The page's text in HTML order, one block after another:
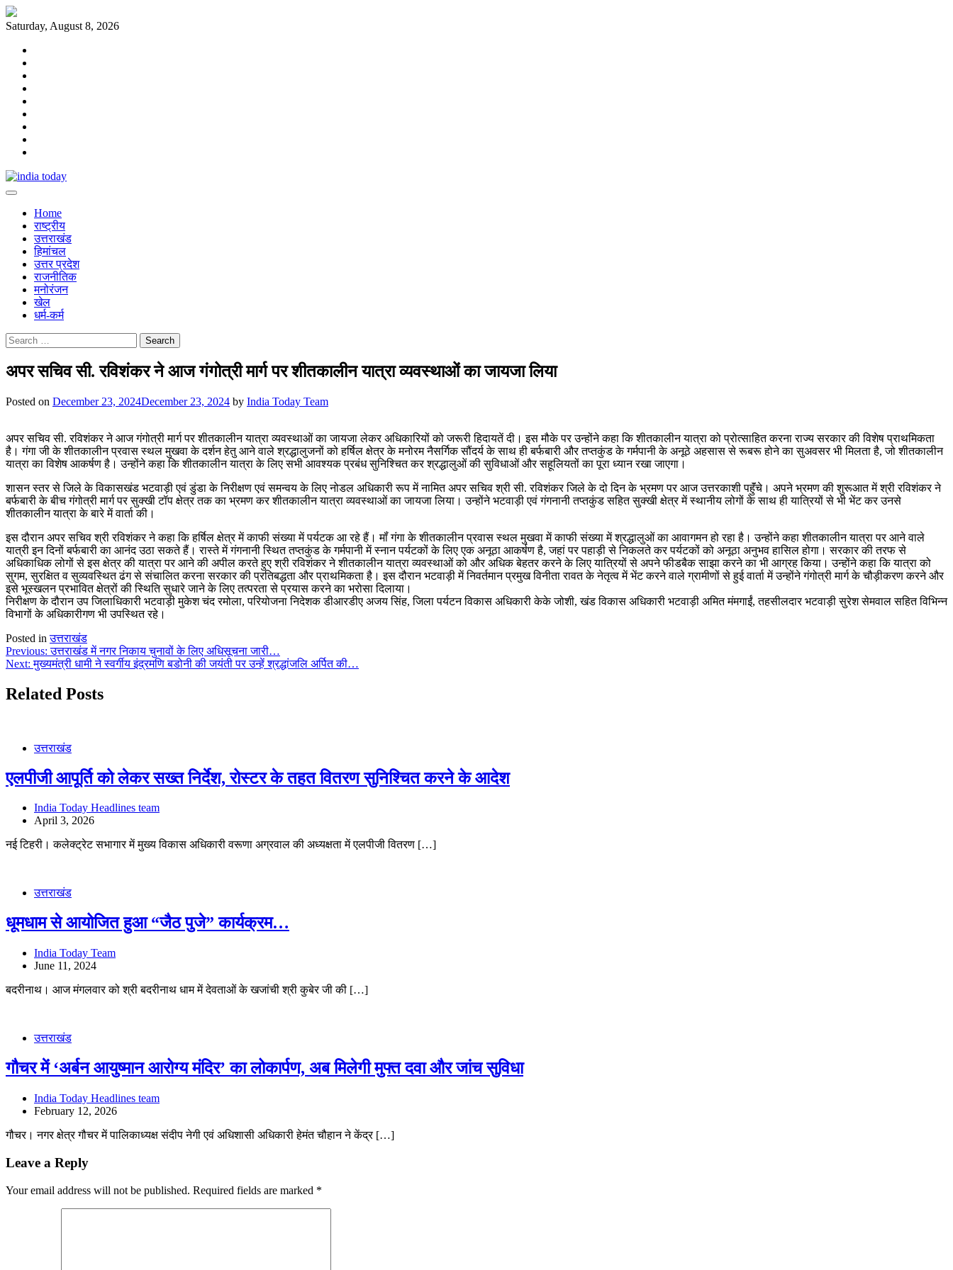
Skip
to
Saturday, August 8, 2026
Home
राष्ट्रीय
उत्तराखंड
हिमांचल
उत्तर प्रदेश
राजनीतिक
मनोरंजन
खेल
धर्म-कर्म
Search
for:
अपर सचिव सी. रविशंकर ने आज गंगोत्री मार्ग पर शीतकालीन यात्रा व्यवस्थाओं का जायजा लिया
Posted on December 23, 2024December 23, 2024 by India Today Team
अपर सचिव सी. रविशंकर ने आज गंगोत्री मार्ग पर शीतकालीन यात्रा व्यवस्थाओं का जायजा लेकर अधिकारियों को जरूरी हिदायतें दी। इस मौके पर उन्होंने कहा कि शीतकालीन यात्रा को प्रोत्साहित करना राज्य सरकार की विशेष प्राथमिकता
है। गंगा जी के शीतकालीन प्रवास स्थल मुखवा के दर्शन हेतु आने वाले श्रद्धालुजनों को हर्षिल क्षेत्र के मनोरम नैसर्गिक सौंदर्य के साथ ही बर्फबारी और तप्तकुंड के गर्मपानी के अनूठे अहसास से रूबरू होने का सुअवसर भी मिलता है, जो शीतकालीन
यात्रा का विशेष आकर्षण है। उन्होंने कहा कि शीतकालीन यात्रा के लिए सभी आवश्यक प्रबंध सुनिश्चित कर श्रद्धालुओं की सुविधाओं और सहूलियतों का पूरा ध्यान रखा जाएगा।
शासन स्तर से जिले के विकासखंड भटवाड़ी एवं डुंडा के निरीक्षण एवं समन्वय के लिए नोडल अधिकारी रूप में नामित अपर सचिव श्री सी. रविशंकर जिले के दो दिन के भ्रमण पर आज उत्तरकाशी पहॅुंचे। अपने भ्रमण की शुरूआत में श्री रविशंकर ने
बर्फबारी के बीच गंगोत्री मार्ग पर सुक्खी टॉप क्षेत्र तक का भ्रमण कर शीतकालीन यात्रा व्यवस्थाओं का जायजा लिया। उन्होंने भटवाड़ी एवं गंगनानी तप्तकुंड सहित सुक्खी क्षेत्र में स्थानीय लोगों के साथ ही यात्रियों से भी भेंट कर उनसे
शीतकालीन यात्रा के बारे में वार्ता की।
इस दौरान अपर सचिव श्री रविशंकर ने कहा कि हर्षिल क्षेत्र में काफी संख्या में पर्यटक आ रहे हैं। मॉं गंगा के शीतकालीन प्रवास स्थल मुखवा में काफी संख्या में श्रद्धालुओं का आवागमन हो रहा है। उन्होंने कहा शीतकालीन यात्रा पर आने वाले
यात्री इन दिनों बर्फबारी का आनंद उठा सकते हैं। रास्ते में गंगनानी स्थित तप्तकुंड के गर्मपानी में स्नान पर्यटकों के लिए एक अनूठा आकर्षण है, जहां पर पहाड़ी से निकलते कर पर्यटकों को अनूठा अनुभव हासिल होगा। सरकार की तरफ से
अधिकाधिक लोगों से इस क्षेत्र की यात्रा पर आने की अपील करते हुए श्री रविशंकर ने शीतकालीन यात्रा व्यवस्थाओं को और अधिक बेहतर करने के लिए यात्रियों से अपने फीडबैक साझा करने का भी आग्रह किया। उन्होंने कहा कि यात्रा को
सुगम, सुरक्षित व सुव्यवस्थित ढंग से संचालित करना सरकार की प्रतिबद्धता और प्राथमिकता है। इस दौरान भटवाड़ी में निवर्तमान प्रमुख विनीता रावत के नेतृत्व में भेंट करने वाले ग्रामीणों से हुई वार्ता में उन्होंने गंगोत्री मार्ग के चौड़ीकरण करने और
इसे भूस्खलन प्रभावित क्षेत्रों की स्थिति सुधारे जाने के लिए तत्परता से प्रयास करने का भरोसा दिलाया।
निरीक्षण के दौरान उप जिलाधिकारी भटवाड़ी मुकेश चंद रमोला, परियोजना निदेशक डीआरडीए अजय सिंह, जिला पर्यटन विकास अधिकारी केके जोशी, खंड विकास अधिकारी भटवाड़ी अमित मंमगाईं, तहसीलदार भटवाड़ी सुरेश सेमवाल सहित विभिन्न
विभागों के अधिकारीगण भी उपस्थित रहे।
Posted inउत्तराखंड
Post
navigation
Previous: उत्तराखंड में नगर निकाय चुनावों के लिए अधिसूचना जारी…
Next: मुख्यमंत्री धामी ने स्वर्गीय इंद्रमणि बडोनी की जयंती पर उन्हें श्रद्धांजलि अर्पित की…
Related Posts
उत्तराखंड
एलपीजी आपूर्ति को लेकर सख्त निर्देश, रोस्टर के तहत वितरण सुनिश्चित करने के आदेश
India Today Headlines team
April 3, 2026
नई टिहरी। कलेक्ट्रेट सभागार में मुख्य विकास अधिकारी वरूणा अग्रवाल की अध्यक्षता में एलपीजी वितरण […]
उत्तराखंड
धूमधाम से आयोजित हुआ “जैठ पुजे” कार्यक्रम…
India Today Team
June 11, 2024
बदरीनाथ। आज मंगलवार को श्री बदरीनाथ धाम में देवताओं के खजांची श्री कुबेर जी की […]
उत्तराखंड
गौचर में ‘अर्बन आयुष्मान आरोग्य मंदिर’ का लोकार्पण, अब मिलेगी मुफ्त दवा और जांच सुविधा
India Today Headlines team
February 12, 2026
गौचर। नगर क्षेत्र गौचर में पालिकाध्यक्ष संदीप नेगी एवं अधिशासी अधिकारी हेमंत चौहान ने केंद्र […]
Leave a Reply
Your email address will not be published. Required fields are marked *